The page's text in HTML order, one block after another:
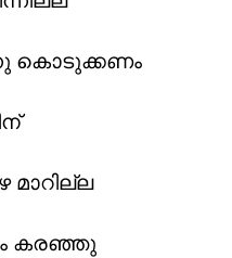
കൊടുക്കണം
മാറില്ല
കരഞ്ഞു